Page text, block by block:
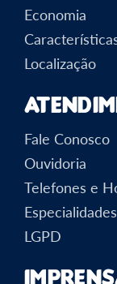
Economia
Localização
Fale Conosco
Ouvidoria
Telefones e
LGPD